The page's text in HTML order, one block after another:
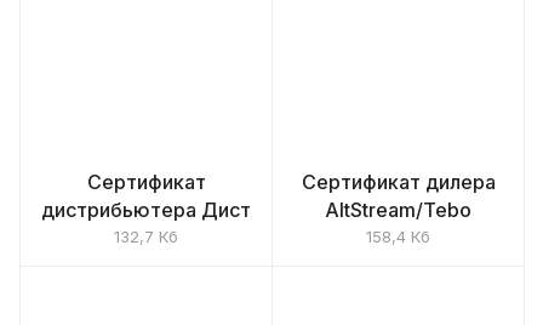
Сертификат
дистрибьютера Дист
132,7 Кб
Сертификат дилера
AltStream/Tebo
158,4 Кб